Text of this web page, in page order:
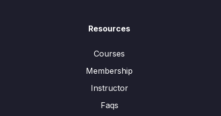
Resources
Courses
Membership
Instructor
Faqs